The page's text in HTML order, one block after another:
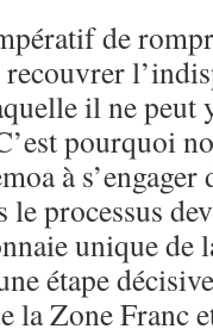
de
il ne peut
pourquoi
à
processus
unique de
étape
la Zone Franc